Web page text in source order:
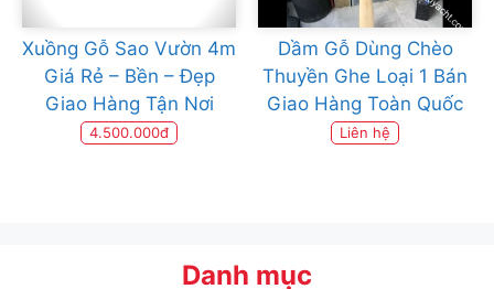
Xuồng Gỗ Sao Vườn 4m
Giá Rẻ – Bền – Đẹp
Giao Hàng Tận Nơi
4.500.000đ
Dầm Gỗ Dùng Chèo
Thuyền Ghe Loại 1 Bán
Giao Hàng Toàn Quốc
Liên hệ
Danh mục